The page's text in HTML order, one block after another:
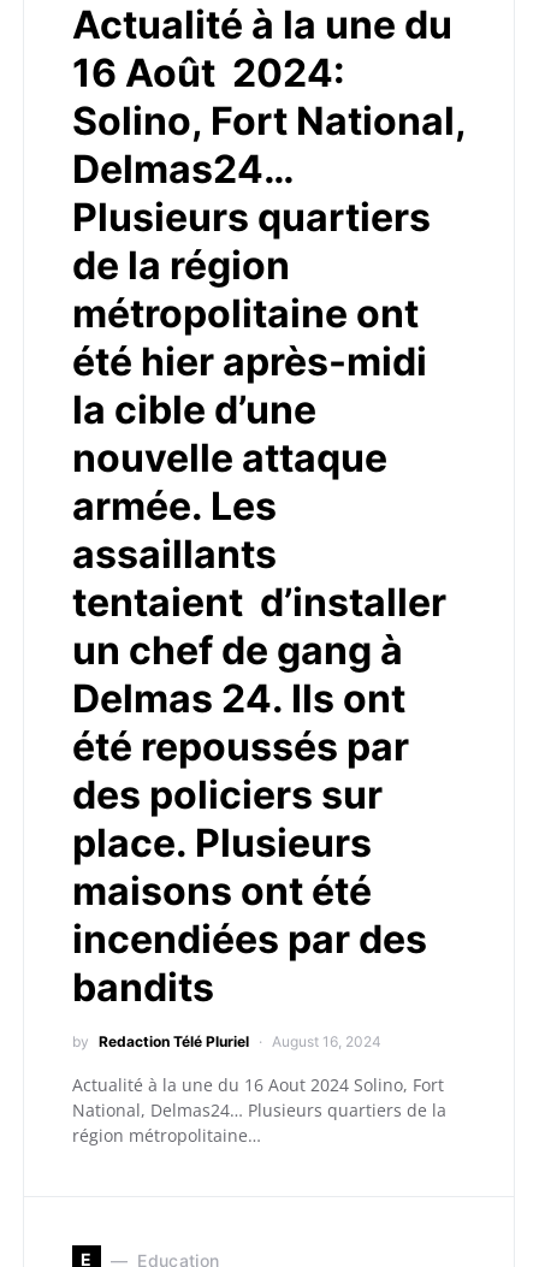
Actualité à la une du
16 Août 2024:
Solino, Fort National,
Delmas24…
Plusieurs quartiers
de la région
métropolitaine ont
été hier après-midi
la cible d’une
nouvelle attaque
armée. Les
assaillants
tentaient d’installer
un chef de gang à
Delmas 24. Ils ont
été repoussés par
des policiers sur
place. Plusieurs
maisons ont été
incendiées par des
bandits
by Redaction Télé Pluriel August 16, 2024
Actualité à la une du 16 Aout 2024 Solino, Fort
National, Delmas24… Plusieurs quartiers de la
région métropolitaine…
E Education